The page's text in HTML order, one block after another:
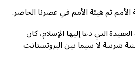
ثم هيئة الأمم في عصرنا الحاضر.
التي دعا إليها الإسلام، كان
شرسة لا سيما بين البروتستانت